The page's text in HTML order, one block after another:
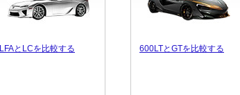
LFAとLCを比較する 600LTとGTを比較する